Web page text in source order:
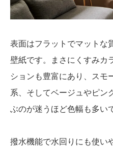
表面はフラットでマットな
壁紙です。まさにくすみカ
ションも豊富にあり、スモ
系、そしてベージュやピン
ぶのが迷うほど色幅も多い
撥水機能で水回りにも使い